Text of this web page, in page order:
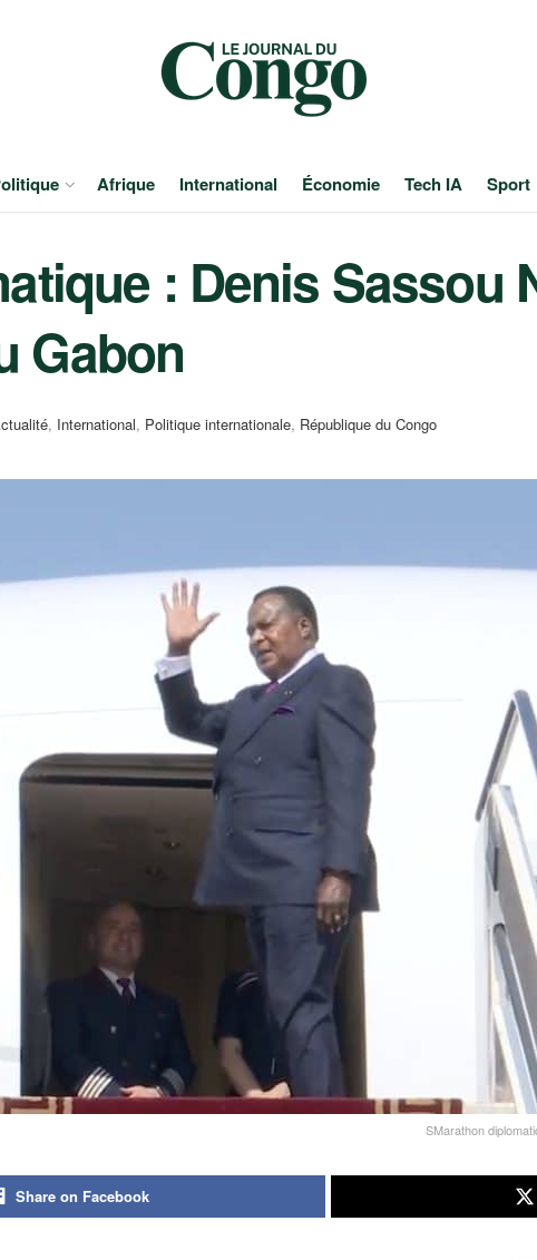
Afrique International Économie Tech IA Sport
: Denis Sassou
Gabon
, International, Politique internationale, République du Congo
SMarathon
Share on Facebook